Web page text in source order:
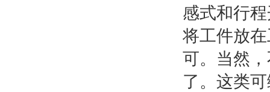
感式和行
将工件放
可。当然
了。这类